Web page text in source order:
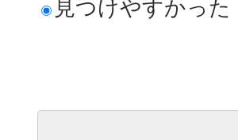
見つけやすかった